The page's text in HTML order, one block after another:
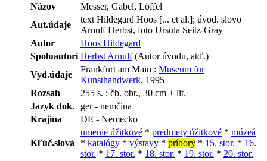
Názov
Messer, Gabel, Löffel
Aut.údaje
text Hildegard Hoos [... et al.]; úvod. slovo
Arnulf Herbst, foto Ursula Seitz-Gray
Autor
Hoos Hildegard
Spoluautori Herbst Arnulf(Autor úvodu, atď.)
Vyd.údaje
Frankfurt am Main : Museum für
Kunsthandwerk, 1995
Rozsah
255 s. : čb. obr., 30 cm + lit.
Jazyk dok.
ger - nemčina
Krajina
DE - Nemecko
Kľúč.slová
umenie úžitkové * predmety úžitkové * múzeá
* katalógy * výstavy * príbory * 15. stor. * 16.
stor. * 17. stor. * 18. stor. * 19. stor. * 20. stor.